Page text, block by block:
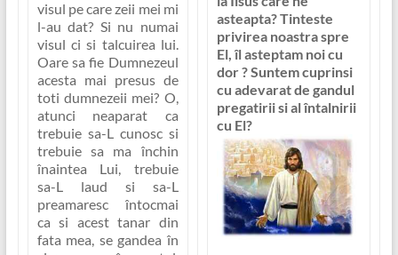
visul pe care zeii mei mi
l-au dat? Si nu numai
visul ci si talcuirea lui.
Oare sa fie Dumnezeul
acesta mai presus de
toti dumnezeii mei? O,
atunci neaparat ca
trebuie sa-L cunosc si
trebuie sa ma închin
înaintea Lui, trebuie
sa-L laud si sa-L
preamaresc întocmai
ca si acest tanar din
fata mea, se gandea în
asteapta? Tinteste
privirea noastra spre
El, îl asteptam noi cu
dor ? Suntem cuprinsi
cu adevarat de gandul
pregatirii si al întalnirii
cu El?